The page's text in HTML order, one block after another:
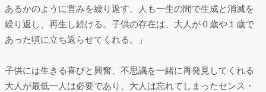
あるかのように営みを繰り返す。人も一生の間で生成と消滅を
繰り返し、再生し続ける。子供の存在は、大人が０歳や１歳で
あった頃に立ち返らせてくれる。」
子供には生きる喜びと興奮、不思議を一緒に再発見してくれる
大人が最低一人は必要であり、大人は忘れてしまったセンス・